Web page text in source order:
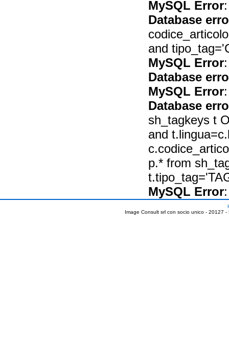
MySQL Error
Database
and
MySQL Error
Database
MySQL Error
Database
sh_tagkeys t
and
p.* from
MySQL Error
Image Consult srl con socio unico - 20127